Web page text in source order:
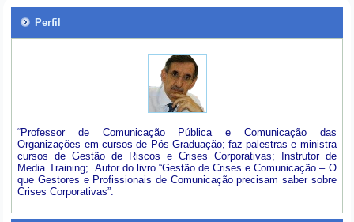
Perfil
“Professor de Comunicação Pública e Comunicação das
Organizações em cursos de Pós-Graduação; faz palestras e ministra
cursos de Gestão de Riscos e Crises Corporativas; Instrutor de
Media Training; Autor do livro “Gestão de Crises e Comunicação – O
que Gestores e Profissionais de Comunicação precisam saber sobre
Crises Corporativas”.